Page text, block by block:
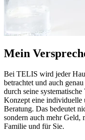
Mein
Bei TELIS wird jeder
betrachtet und auch
durch seine
Konzept eine individuelle
Beratung. Das bedeutet
sondern auch mehr Geld,
Familie und für Sie.